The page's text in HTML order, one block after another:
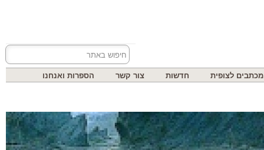
לצופית חדשות צור קשר הספרות ואנחנו